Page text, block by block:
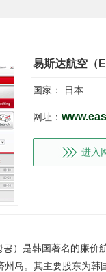
易斯达航空（
国家： 日本
网址：
进入
공）是韩国著名的廉
州岛。其主要股东为